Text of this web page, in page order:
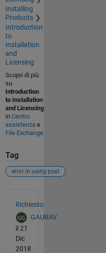
Installing
Products
Introduction
to
Installation
and
Licensing
Scopri di più
su
Introduction
to Installation
and Licensing
in Centro
assistenza e
File Exchange
Tag
error in using psat
Richiesto:
GAURAV
il 21
Dic
2018